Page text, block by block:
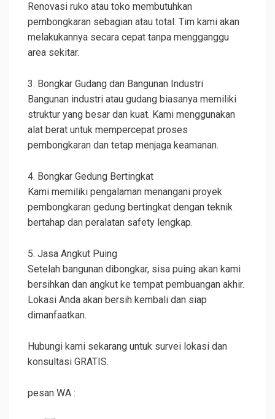
Renovasi ruko atau toko membutuhkan
pembongkaran sebagian atau total. Tim kami akan
melakukannya secara cepat tanpa mengganggu
area sekitar.
3. Bongkar Gudang dan Bangunan Industri
Bangunan industri atau gudang biasanya memiliki
struktur yang besar dan kuat. Kami menggunakan
alat berat untuk mempercepat proses
pembongkaran dan tetap menjaga keamanan.
4. Bongkar Gedung Bertingkat
Kami memiliki pengalaman menangani proyek
pembongkaran gedung bertingkat dengan teknik
bertahap dan peralatan safety lengkap.
5. Jasa Angkut Puing
Setelah bangunan dibongkar, sisa puing akan kami
bersihkan dan angkut ke tempat pembuangan akhir.
Lokasi Anda akan bersih kembali dan siap
dimanfaatkan.
Hubungi kami sekarang untuk survei lokasi dan
konsultasi GRATIS.
pesan WA :